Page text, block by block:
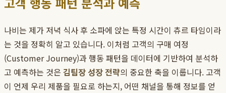
나비는 제가 저녁 식사 후 소파에 앉는 특정 시간이 츄르 타임이라
는 것을 정확히 알고 있습니다. 이처럼 고객의 구매 여정
(Customer Journey)과 행동 패턴을 데이터에 기반하여 분석하
고 예측하는 것은 김팀장 성장 전략의 중요한 축을 이룹니다. 고객
이 언제 우리 제품을 필요로 하는지, 어떤 채널을 통해 정보를 얻